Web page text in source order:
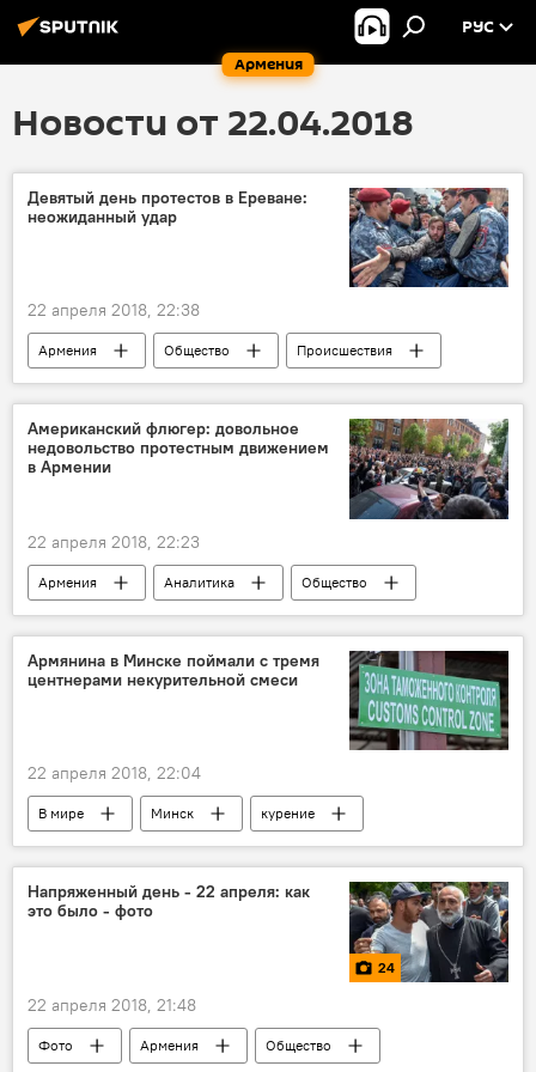
Армения
РУС
Новости от 22.04.2018
Девятый день протестов в Ереване:
неожиданный удар
22 апреля 2018, 22:38
Армения Общество
Происшествия
Политика
Пашинян Никол
протесты
акция протеста
Американский флюгер: довольное
недовольство протестным движением
в Армении
22 апреля 2018, 22:23
Армения Аналитика
Общество
В мире
Политика
США
Пашинян Никол
протесты
мир
регион
акция протеста
Армянина в Минске поймали с тремя
центнерами некурительной смеси
22 апреля 2018, 22:04
В мире Минск
курение
гражданин Армении
товарооборот
перевозки
Напряженный день - 22 апреля: как
это было - фото
24
22 апреля 2018, 21:48
Фото Армения
Общество